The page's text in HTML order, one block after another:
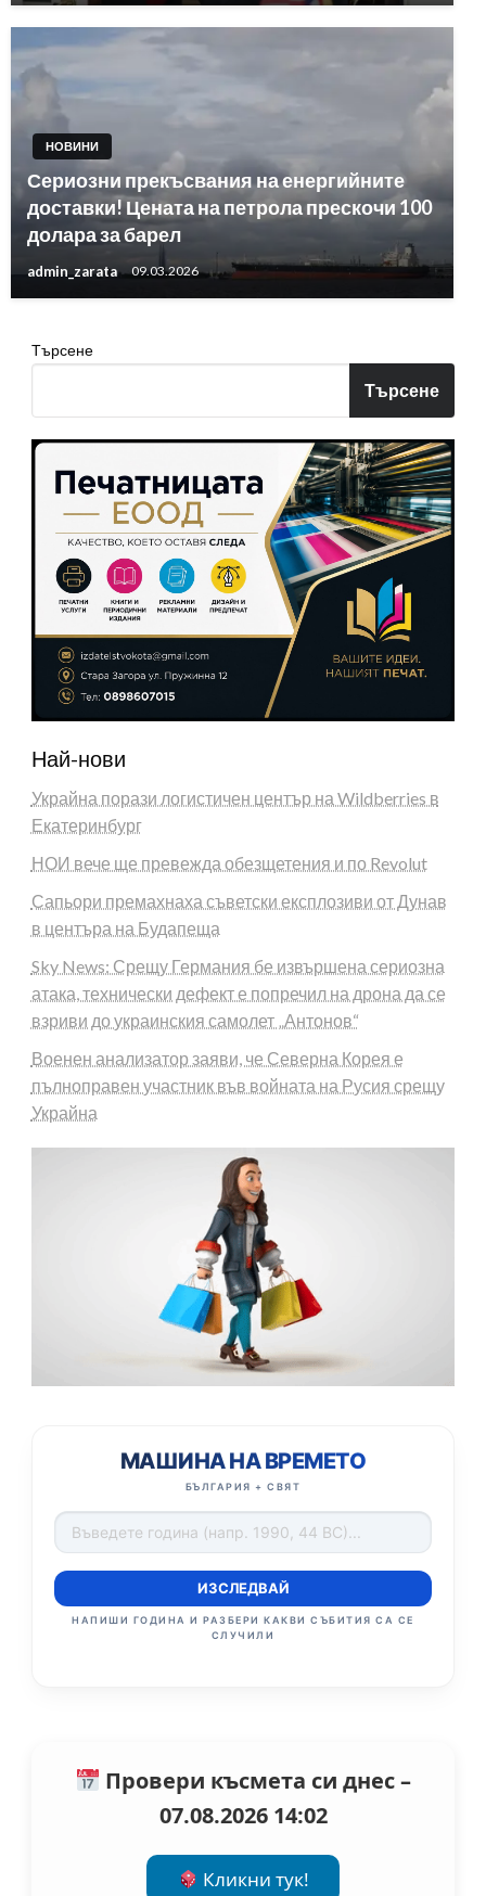
НОВИНИ
Сериозни прекъсвания на енергийните
доставки! Цената на петрола прескочи 100
долара за барел
admin_zarata 09.03.2026
Търсене
Търсене
Най-нови
Украйна порази логистичен център на Wildberries в
Екатеринбург
НОИ вече ще превежда обезщетения и по Revolut
Сапьори премахнаха съветски експлозиви от Дунав
в центъра на Будапеща
Sky News: Срещу Германия бе извършена сериозна
атака, технически дефект е попречил на дрона да се
взриви до украинския самолет „Антонов“
Военен анализатор заяви, че Северна Корея е
пълноправен участник във войната на Русия срещу
Украйна
МАШИНА НА ВРЕМЕТО
БЪЛГАРИЯ + СВЯТ
ИЗСЛЕДВАЙ
НАПИШИ ГОДИНА И РАЗБЕРИ КАКВИ СЪБИТИЯ СА СЕ
СЛУЧИЛИ
Провери късмета си днес –
07.08.2026 14:02
Кликни тук!